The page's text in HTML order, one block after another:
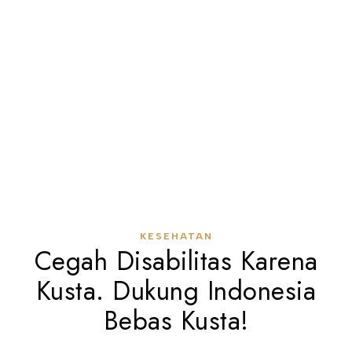
KESEHATAN
Cegah Disabilitas Karena
Kusta. Dukung Indonesia
Bebas Kusta!